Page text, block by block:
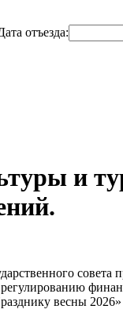
отъезда:
и
совета
весны